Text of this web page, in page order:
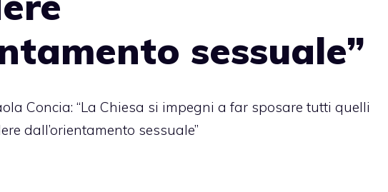
sessuale”
Concia: “La Chiesa si impegni a far sposare tutti quelli
dall’orientamento sessuale”